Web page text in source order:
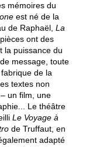
mémoires du
est né de la
de Raphaël, La
ont des
la puissance du
message, toute
de la
textes non
un film, une
Le théâtre
Le Voyage à
de Truffaut, en
adapté